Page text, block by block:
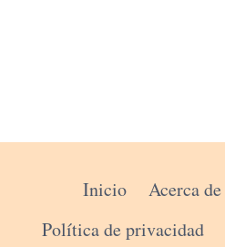
Inicio Acerca de
Política de privacidad